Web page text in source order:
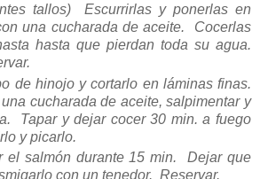
tallos) Escurrirlas y ponerlas en
una cucharada de aceite. Cocerlas
hasta que pierdan toda su agua.
de hinojo y cortarlo en láminas finas.
cucharada de aceite, salpimentar y
Tapar y dejar cocer 30 min. a fuego
y picarlo.
el salmón durante 15 min. Dejar que
con un tenedor. Reservar.